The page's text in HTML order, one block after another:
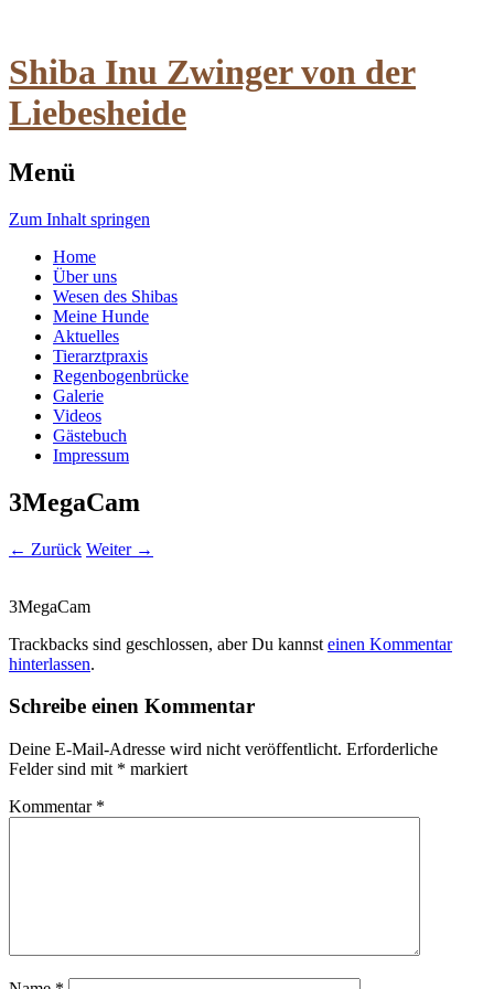
Shiba Inu Zwinger von der
Liebesheide
Menü
Zum Inhalt springen
Home
Über uns
Wesen des Shibas
Meine Hunde
Aktuelles
Tierarztpraxis
Regenbogenbrücke
Galerie
Videos
Gästebuch
Impressum
3MegaCam
← Zurück Weiter →
3MegaCam
Trackbacks sind geschlossen, aber Du kannst einen Kommentar
hinterlassen.
Schreibe einen Kommentar
Deine E-Mail-Adresse wird nicht veröffentlicht. Erforderliche
Felder sind mit * markiert
Kommentar *